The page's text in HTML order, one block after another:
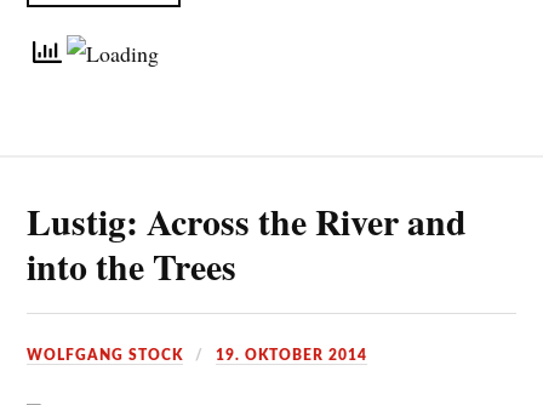
Lustig: Across the River and
into the Trees
WOLFGANG STOCK 19. OKTOBER 2014